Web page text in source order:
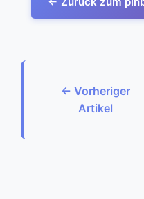
← Vorheriger
Artikel